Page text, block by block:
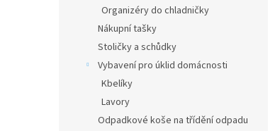
Organizéry do chladničky
Nákupní tašky
Stoličky a schůdky
Vybavení pro úklid domácnosti
Kbelíky
Lavory
Odpadkové koše na třídění odpadu